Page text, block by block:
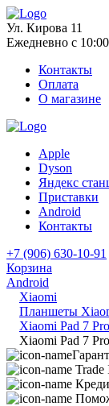
Ул. Кирова 11
Ежедневно с
Контакты
Оплата
О магазине
Apple
Dyson
Яндекс
Приставки
Android
Контакты
+7 (906) 630-10-91
Корзина
Android
Xiaomi
Планшеты
Xiaomi Pad 7 Pro
Xiaomi Pad 7
Trade